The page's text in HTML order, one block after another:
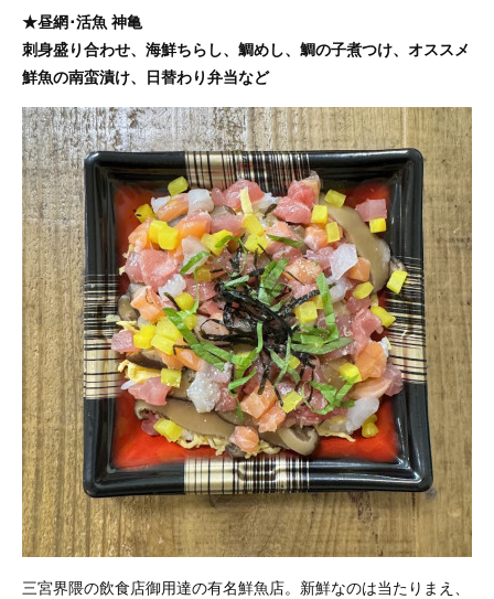
★昼網･活魚 神亀
刺身盛り合わせ、海鮮ちらし、鯛めし、鯛の子煮つけ、オススメ
鮮魚の南蛮漬け、日替わり弁当など
三宮界隈の飲食店御用達の有名鮮魚店。新鮮なのは当たりまえ、